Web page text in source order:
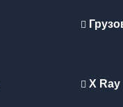
X Ray